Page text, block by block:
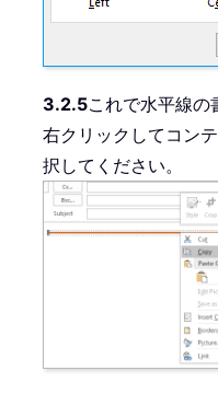
3.2.5これで水平線の
右クリックしてコン
択してください。